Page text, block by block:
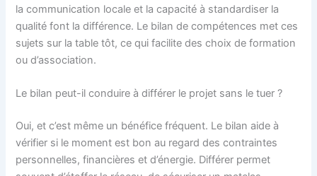
la communication locale et la capacité à standardiser la
qualité font la différence. Le bilan de compétences met ces
sujets sur la table tôt, ce qui facilite des choix de formation
ou d’association.
Le bilan peut-il conduire à différer le projet sans le tuer ?
Oui, et c’est même un bénéfice fréquent. Le bilan aide à
vérifier si le moment est bon au regard des contraintes
personnelles, financières et d’énergie. Différer permet